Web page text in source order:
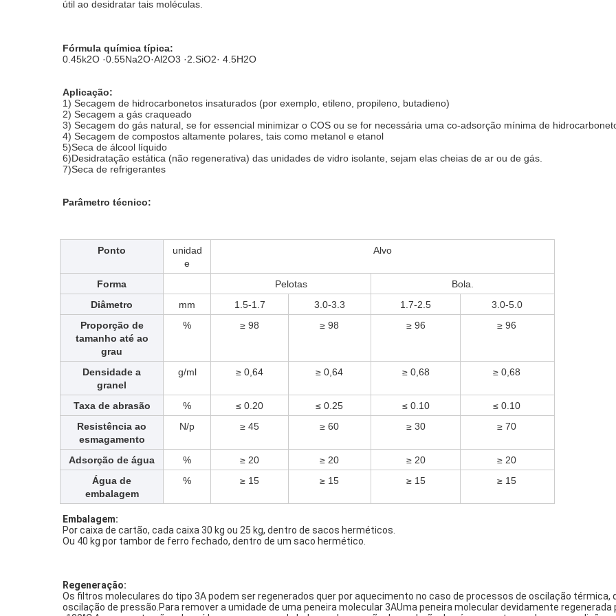
útil ao desidratar tais moléculas.
Fórmula química típica:
0.45k2O ·0.55Na2O·Al2O3 ·2.SiO2· 4.5H2O
Aplicação:
1) Secagem de hidrocarbonetos insaturados (por exemplo, etileno, propileno, butadieno)
2) Secagem a gás craqueado
3) Secagem do gás natural, se for essencial minimizar o COS ou se for necessária uma co-adsorção mínima de
4) Secagem de compostos altamente polares, tais como metanol e etanol
5)Seca de álcool líquido
6)Desidratação estática (não regenerativa) das unidades de vidro isolante, sejam elas cheias de ar ou de gás.
7)Seca de refrigerantes
Parâmetro técnico:
Ponto
unidad
e
Alvo
Forma Pelotas
Bola.
Diâmetro
mm 1.5-1.7 3.0-3.3 1.7-2.5
3.0-5.0
Proporção de
tamanho até ao
grau
% ≥ 98 ≥ 98 ≥ 96 ≥ 96
Densidade a
granel
g/ml ≥ 0,64 ≥ 0,64 ≥ 0,68 ≥ 0,68
Taxa de abrasão % ≤ 0.20 ≤ 0.25 ≤ 0.10
≤ 0.10
Resistência ao
esmagamento
N/p ≥ 45 ≥ 60 ≥ 30 ≥ 70
Adsorção de água % ≥ 20 ≥ 20 ≥ 20
≥ 20
Água de
embalagem
% ≥ 15 ≥ 15 ≥ 15 ≥ 15
Embalagem:
Por caixa de cartão, cada caixa 30 kg ou 25 kg, dentro de sacos herméticos.
Ou 40 kg por tambor de ferro fechado, dentro de um saco hermético.
Regeneração:
Os filtros moleculares do tipo 3A podem ser regenerados quer por aquecimento no caso de processos de oscilação térmica,
oscilação de pressão.Para remover a umidade de uma peneira molecular 3AUma peneira molecular devidamente